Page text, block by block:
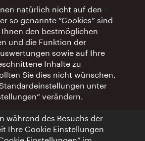
Club
Vienna City Card
Affiliate Programm
Elektronische
Rechnungen
natürlich nicht auf den
so genannte “Cookies” sind
den bestmöglichen
und die Funktion der
sowie auf Ihre
Inhalte zu
Sie dies nicht wünschen,
unter
verändern.
während des Besuchs der
Ihre Cookie Einstellungen